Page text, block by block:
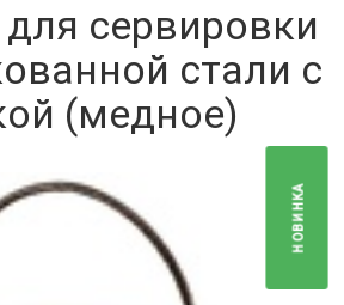
сервировки
стали с
(медное)
НОВИНКА